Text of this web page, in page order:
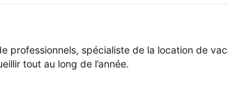
professionnels, spécialiste de la location de
tout au long de l’année.